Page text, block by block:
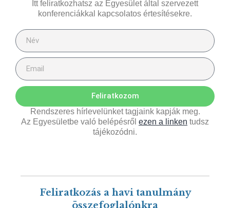
Itt feliratkozhatsz az Egyesület által szervezett
konferenciákkal kapcsolatos értesítésekre.
Feliratkozom
Rendszeres hírlevelünket tagjaink kapják meg.
Az Egyesületbe való belépésről ezen a linken tudsz
tájékozódni.
Feliratkozás a havi tanulmány
összefoglalónkra